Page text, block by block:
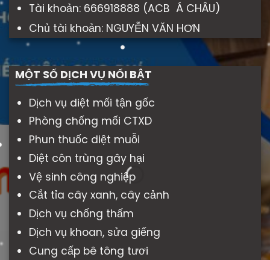
Tài khoản: 666918888 (ACB Á CHÂU)
Chủ tài khoản: NGUYỄN VĂN HƠN
MỘT SỐ DỊCH VỤ NỔI BẬT
Dịch vụ diệt mối tận gốc
Phòng chống mối CTXD
Phun thuốc diệt muỗi
Diệt côn trùng gây hại
Vệ sinh công nghiệp
Cắt tỉa cây xanh, cây cảnh
Dịch vụ chống thấm
Dịch vụ khoan, sửa giếng
Cung cấp bê tông tươi